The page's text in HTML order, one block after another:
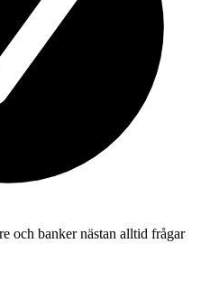
och banker nästan alltid frågar